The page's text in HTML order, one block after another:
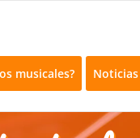
musicales? Noticias